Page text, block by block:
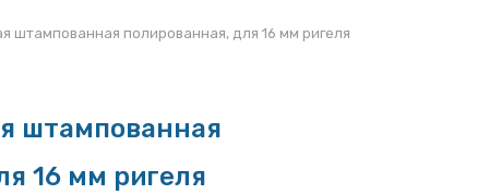
штампованная полированная, для 16 мм ригеля
штампованная
16 мм ригеля